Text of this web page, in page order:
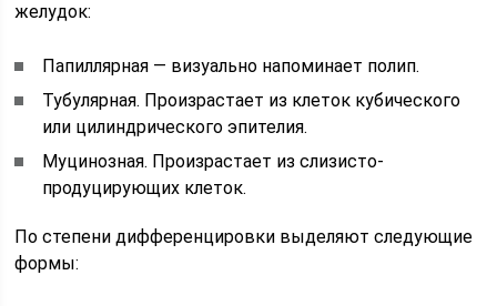
желудок:
Папиллярная — визуально напоминает полип.
Тубулярная. Произрастает из клеток кубического
или цилиндрического эпителия.
Муцинозная. Произрастает из слизисто-
продуцирующих клеток.
По степени дифференцировки выделяют следующие
формы: